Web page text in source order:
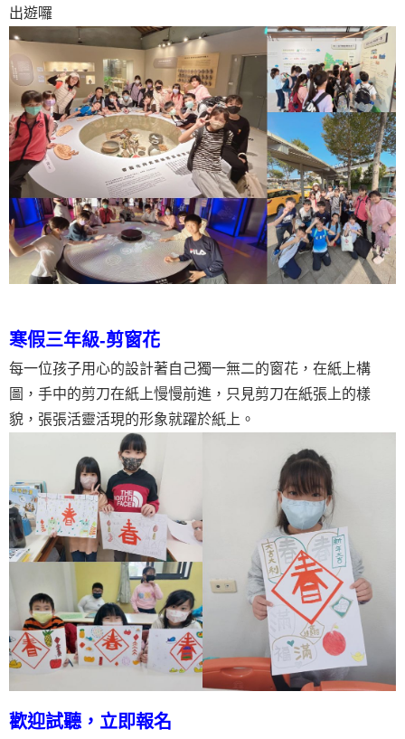
出遊囉
寒假三年級-剪窗花
每一位孩子用心的設計著自己獨一無二的窗花，在紙上構
圖，手中的剪刀在紙上慢慢前進，只見剪刀在紙張上的樣
貌，張張活靈活現的形象就躍於紙上。
歡迎試聽，立即報名